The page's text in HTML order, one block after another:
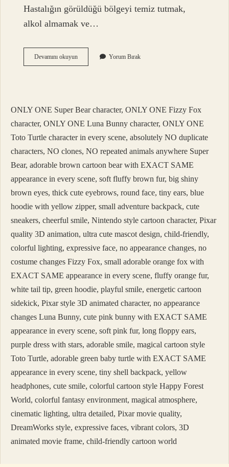
Hastalığın görüldüğü bölgeyi temiz tutmak,
alkol almamak ve…
Devamını okuyunRozali
Cilde
Yorum Bırak
ONLY ONE Super Bear character, ONLY ONE Fizzy Fox
character, ONLY ONE Luna Bunny character, ONLY ONE
Toto Turtle character in every scene, absolutely NO duplicate
characters, NO clones, NO repeated animals anywhere Super
Bear, adorable brown cartoon bear with EXACT SAME
appearance in every scene, soft fluffy brown fur, big shiny
brown eyes, thick cute eyebrows, round face, tiny ears, blue
hoodie with yellow zipper, small adventure backpack, cute
sneakers, cheerful smile, Nintendo style cartoon character, Pixar
quality 3D animation, ultra cute mascot design, child-friendly,
colorful lighting, expressive face, no appearance changes, no
costume changes Fizzy Fox, small adorable orange fox with
EXACT SAME appearance in every scene, fluffy orange fur,
white tail tip, green hoodie, playful smile, energetic cartoon
sidekick, Pixar style 3D animated character, no appearance
changes Luna Bunny, cute pink bunny with EXACT SAME
appearance in every scene, soft pink fur, long floppy ears,
purple dress with stars, adorable smile, magical cartoon style
Toto Turtle, adorable green baby turtle with EXACT SAME
appearance in every scene, tiny shell backpack, yellow
headphones, cute smile, colorful cartoon style Happy Forest
World, colorful fantasy environment, magical atmosphere,
cinematic lighting, ultra detailed, Pixar movie quality,
DreamWorks style, expressive faces, vibrant colors, 3D
animated movie frame, child-friendly cartoon world